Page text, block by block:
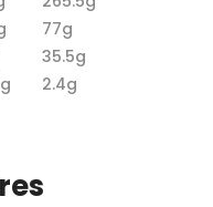
77g
35.5g
2.4g